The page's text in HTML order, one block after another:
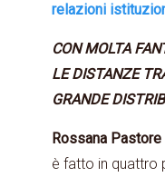
relazioni
CON MOLTA
LE DISTANZE
GRANDE
Rossana Pastore
è fatto in quattro